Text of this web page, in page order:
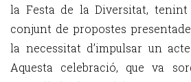
la Festa de la Diversitat,
conjunt de propostes
la necessitat d’impulsar un
Aquesta celebració, que va